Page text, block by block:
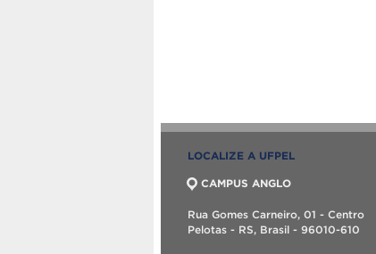
LOCALIZE A UFPEL
CAMPUS ANGLO
Rua Gomes Carneiro, 01 - Centro
Pelotas - RS, Brasil - 96010-610